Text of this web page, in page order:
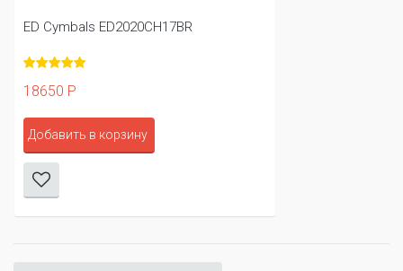
ED Cymbals ED2020CH17BR
18650 Р
Добавить в корзину